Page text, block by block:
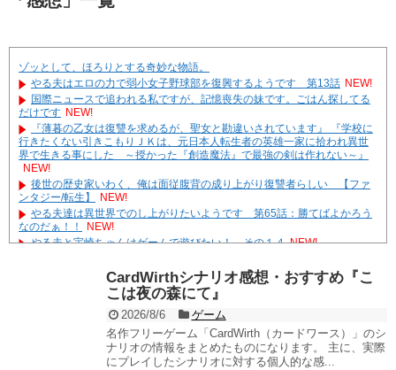
ゾッとして、ほろりとする奇妙な物語。
やる夫はエロの力で弱小女子野球部を復興するようです 第13話 NEW!
国際ニュースで追われる私ですが、記憶喪失の妹です。ごはん探してる
だけです NEW!
『薄暮の乙女は復讐を求めるが、聖女と勘違いされています』 『学校に
行きたくない引きこもりＪＫは、元日本人転生者の英雄一家に拾われ異世
界で生きる事にした ～授かった『創造魔法』で最強の剣は作れない～』
NEW!
後世の歴史家いわく、俺は面従腹背の成り上がり復讐者らしい 【ファ
ンタジー/転生】
NEW!
やる夫達は異世界でのし上がりたいようです 第65話：勝てばよかろう
なのだぁ！！
NEW!
やる夫と宇崎ちゃんはゲームで遊びたい！ その１４ NEW!
やる夫達は安価で作られた世界で生きているようです ２９６２ -32
遊☆戯☆王G-WITCH！～水星のクソたぬき～ あとがき
Powered by livedoor 相互RSS
CardWirthシナリオ感想・おすすめ『こ
こは夜の森にて』
2026/8/6
ゲーム
名作フリーゲーム「CardWirth（カードワース）」のシ
ナリオの情報をまとめたものになります。 主に、実際
にプレイしたシナリオに対する個人的な感...